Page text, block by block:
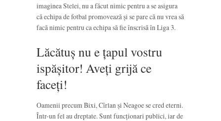
imaginea Stelei, nu a făcut nimic pentru a se asigura
că echipa de fotbal promovează și se pare că nu vrea să
facă nimic pentru ca echipa să fie înscrisă în Liga 3.
Lăcătuș nu e țapul vostru
ispășitor! Aveți grijă ce
faceți!
Oamenii precum Bixi, Cîrlan și Neagoe se cred eterni.
Într-un fel au dreptate. Sunt funcționari publici, iar de